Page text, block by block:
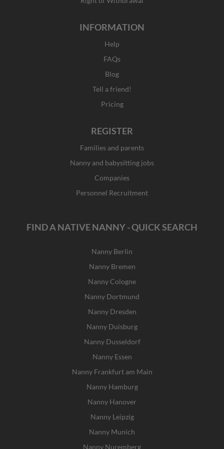
INFORMATION
Help
FAQs
Blog
Tell a friend!
Pricing
REGISTER
Families and parents
Nanny and babysitting jobs
Companies
Personnel Recruitment
FIND A NATIVE NANNY - QUICK SEARCH
Nanny Berlin
Nanny Bremen
Nanny Cologne
Nanny Dortmund
Nanny Dresden
Nanny Duisburg
Nanny Dusseldorf
Nanny Essen
Nanny Frankfurt am Main
Nanny Hamburg
Nanny Hanover
Nanny Leipzig
Nanny Munich
Nanny Nuremberg